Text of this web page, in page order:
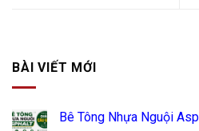
BÀI VIẾT MỚI
Bê Tông Nhựa Nguội